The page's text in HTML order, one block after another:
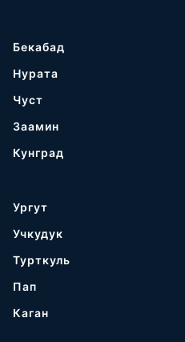
Бекабад
Нурата
Чуст
Заамин
Кунград
Ургут
Учкудук
Турткуль
Пап
Каган